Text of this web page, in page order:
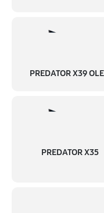
PREDATOR X39
PREDATOR X35